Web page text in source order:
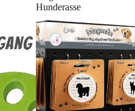
Hunderasse